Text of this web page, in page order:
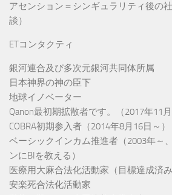
アセンション＝シンギュラリティ後の
談）
ETコンタクティ
銀河連合及び多次元銀河共同体所属
日本神界の神の臣下
地球イノベーター
Qanon最初期拡散者です。（2017年11月
COBRA初期参入者（2014年8月16日～）
ベーシックインカム推進者（2003年～
ンにBIを教える）
医療用大麻合法化活動家（目標達成済み
安楽死合法化活動家